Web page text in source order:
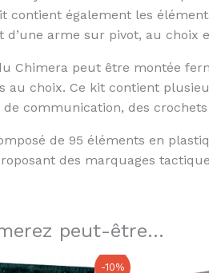
contient également les
d’une arme sur pivot, au
Chimera peut être montée
au choix. Ce kit contient
communication, des
de 95 éléments en
des marquages
peut-être...
-10%
Le